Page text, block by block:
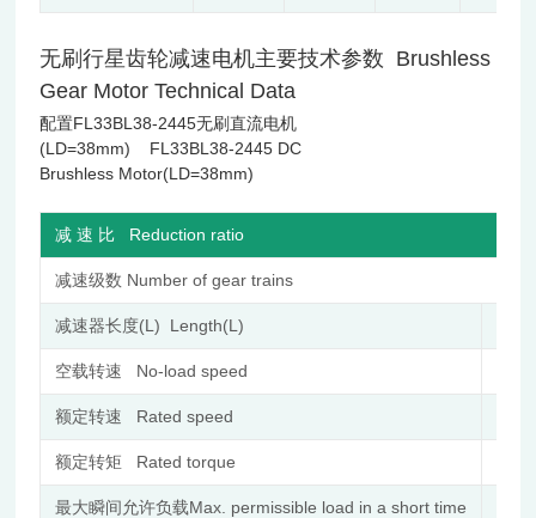
无刷行星齿轮减速电机主要技术参数 Brushless
Gear Motor Technical Data
配置FL33BL38-2445无刷直流电机
(LD=38mm) FL33BL38-2445 DC
Brushless Motor(LD=38mm)
减 速 比 Reduction ratio
减速级数 Number of gear trains
减速器长度(L) Length(L)
空载转速 No-load speed
额定转速 Rated speed
额定转矩 Rated torque
最大瞬间允许负载Max. permissible load in a short time